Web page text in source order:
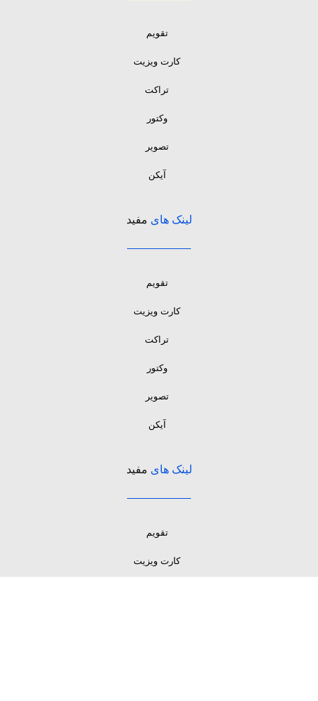
تقویم
کارت ویزیت
تراکت
وکتور
تصویر
آیکن
لینک های مفید
تقویم
کارت ویزیت
تراکت
وکتور
تصویر
آیکن
لینک های مفید
تقویم
کارت ویزیت